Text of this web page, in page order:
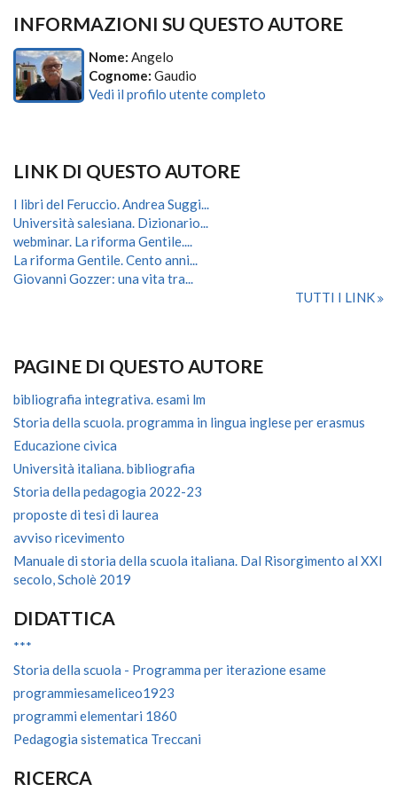
INFORMAZIONI SU QUESTO AUTORE
Nome: Angelo
Cognome: Gaudio
Vedi il profilo utente completo
LINK DI QUESTO AUTORE
I libri del Feruccio. Andrea Suggi...
Università salesiana. Dizionario...
webminar. La riforma Gentile....
La riforma Gentile. Cento anni...
Giovanni Gozzer: una vita tra...
TUTTI I LINK
PAGINE DI QUESTO AUTORE
bibliografia integrativa. esami lm
Storia della scuola. programma in lingua inglese per erasmus
Educazione civica
Università italiana. bibliografia
Storia della pedagogia 2022-23
proposte di tesi di laurea
avviso ricevimento
Manuale di storia della scuola italiana. Dal Risorgimento al XXI
secolo, Scholè 2019
DIDATTICA
***
Storia della scuola - Programma per iterazione esame
programmiesameliceo1923
programmi elementari 1860
Pedagogia sistematica Treccani
RICERCA